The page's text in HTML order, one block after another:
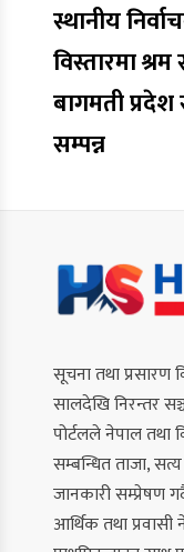
स्थानीय
विस्तारमा
बागमती
सम्पन्न
सूचना तथा प्रसारण
सालदेखि निरन्तर
पोर्टलले नेपाल तथा
सम्बन्धित ताजा,
जानकारी सम्प्रेषण
आर्थिक तथा प्रवासी